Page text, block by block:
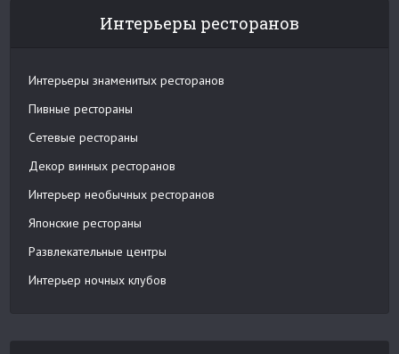
Интерьеры ресторанов
Интерьеры знаменитых ресторанов
Пивные рестораны
Сетевые рестораны
Декор винных ресторанов
Интерьер необычных ресторанов
Японские рестораны
Развлекательные центры
Интерьер ночных клубов